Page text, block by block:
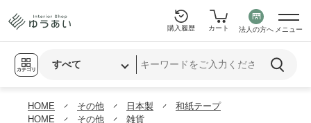
カテゴリ
購入履歴 カート 法人の方へ メニュー
HOME その他 日本製
和紙テープ
HOME
その他
雑貨